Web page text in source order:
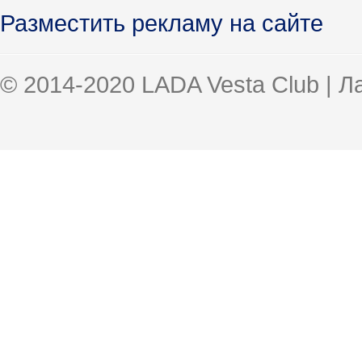
Разместить рекламу на сайте
© 2014-2020 LADA Vesta Club |